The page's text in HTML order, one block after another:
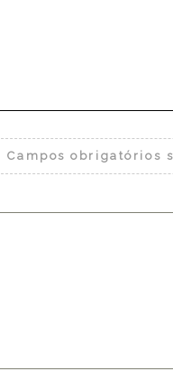
Campos obrigatórios